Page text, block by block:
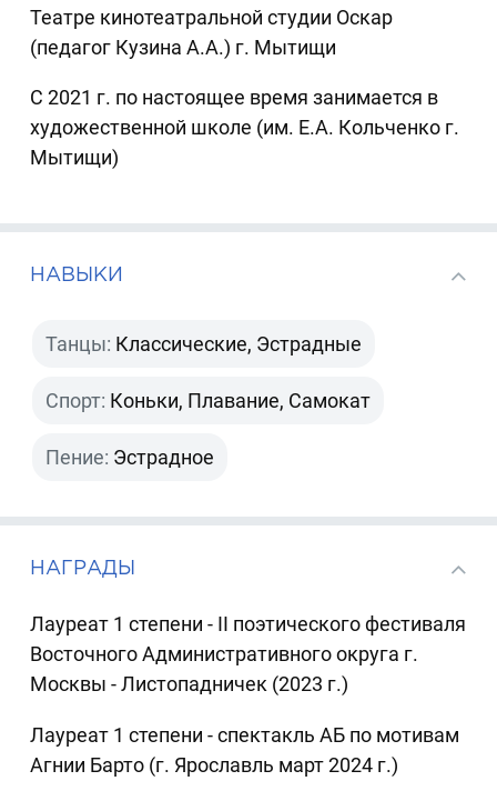
Театре кинотеатральной студии Оскар
(педагог Кузина А.А.) г. Мытищи
С 2021 г. по настоящее время занимается в
художественной школе (им. Е.А. Кольченко г.
Мытищи)
НАВЫКИ
Танцы: Классические, Эстрадные
Спорт: Коньки, Плавание, Самокат
Пение: Эстрадное
НАГРАДЫ
Лауреат 1 степени - II поэтического фестиваля
Восточного Административного округа г.
Москвы - Листопадничек (2023 г.)
Лауреат 1 степени - спектакль АБ по мотивам
Агнии Барто (г. Ярославль март 2024 г.)